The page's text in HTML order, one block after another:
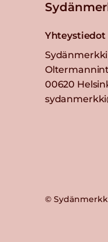
Yhteystiedot
Sydänmerkki
00620
©